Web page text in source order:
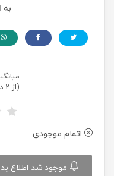
(از 2 دیدگاه)
اتمام موجودی
موجود شد اطلاع